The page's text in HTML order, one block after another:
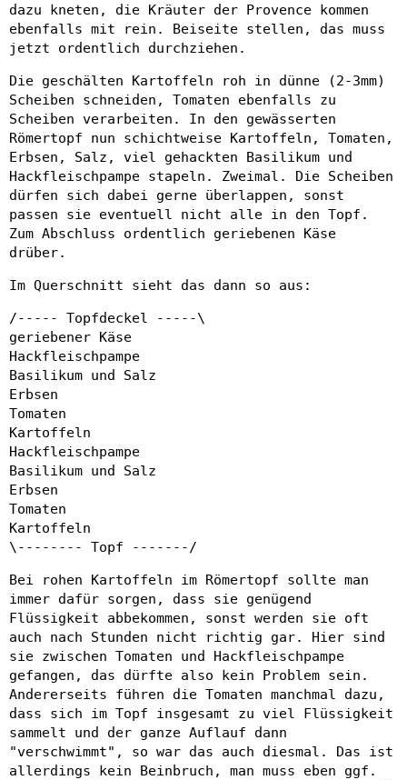
dazu kneten, die Kräuter der Provence kommen
ebenfalls mit rein. Beiseite stellen, das muss
jetzt ordentlich durchziehen.
Die geschälten Kartoffeln roh in dünne (2-3mm)
Scheiben schneiden, Tomaten ebenfalls zu
Scheiben verarbeiten. In den gewässerten
Römertopf nun schichtweise Kartoffeln, Tomaten,
Erbsen, Salz, viel gehackten Basilikum und
Hackfleischpampe stapeln. Zweimal. Die Scheiben
dürfen sich dabei gerne überlappen, sonst
passen sie eventuell nicht alle in den Topf.
Zum Abschluss ordentlich geriebenen Käse
drüber.
Im Querschnitt sieht das dann so aus:
/----- Topfdeckel -----\
geriebener Käse
Hackfleischpampe
Basilikum und Salz
Erbsen
Tomaten
Kartoffeln
Hackfleischpampe
Basilikum und Salz
Erbsen
Tomaten
Kartoffeln
\-------- Topf -------/
Bei rohen Kartoffeln im Römertopf sollte man
immer dafür sorgen, dass sie genügend
Flüssigkeit abbekommen, sonst werden sie oft
auch nach Stunden nicht richtig gar. Hier sind
sie zwischen Tomaten und Hackfleischpampe
gefangen, das dürfte also kein Problem sein.
Andererseits führen die Tomaten manchmal dazu,
dass sich im Topf insgesamt zu viel Flüssigkeit
sammelt und der ganze Auflauf dann
"verschwimmt", so war das auch diesmal. Das ist
allerdings kein Beinbruch, man muss eben ggf.